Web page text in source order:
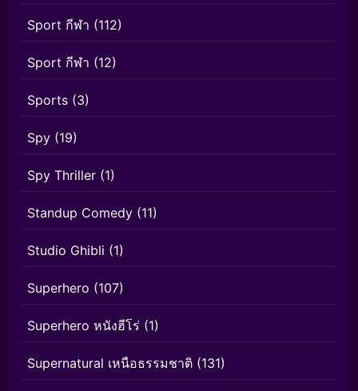
Sport กีฬา (112)
Sport กีฬา (12)
Sports (3)
Spy (19)
Spy Thriller (1)
Standup Comedy (11)
Studio Ghibli (1)
Superhero (107)
Superhero หนังฮีโร่ (1)
Supernatural เหนือธรรมชาติ (131)